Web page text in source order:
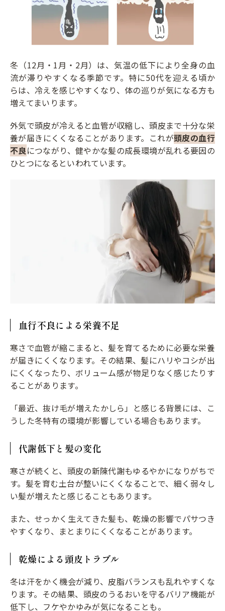
冬（12月・1月・2月）は、気温の低下により全身の血
流が滞りやすくなる季節です。特に50代を迎える頃か
らは、冷えを感じやすくなり、体の巡りが気になる方も
増えてまいります。
外気で頭皮が冷えると血管が収縮し、頭皮まで十分な栄
養が届きにくくなることがあります。これが頭皮の血行
不良につながり、健やかな髪の成長環境が乱れる要因の
ひとつになるといわれています。
血行不良による栄養不足
寒さで血管が縮こまると、髪を育てるために必要な栄養
が届きにくくなります。その結果、髪にハリやコシが出
にくくなったり、ボリューム感が物足りなく感じたりす
ることがあります。
「最近、抜け毛が増えたかしら」と感じる背景には、こ
うした冬特有の環境が影響している場合もあります。
代謝低下と髪の変化
寒さが続くと、頭皮の新陳代謝もゆるやかになりがちで
す。髪を育む土台が整いにくくなることで、細く弱々し
い髪が増えたと感じることもあります。
また、せっかく生えてきた髪も、乾燥の影響でパサつき
やすくなり、まとまりにくくなることがあります。
乾燥による頭皮トラブル
冬は汗をかく機会が減り、皮脂バランスも乱れやすくな
ります。その結果、頭皮のうるおいを守るバリア機能が
低下し、フケやかゆみが気になることも。